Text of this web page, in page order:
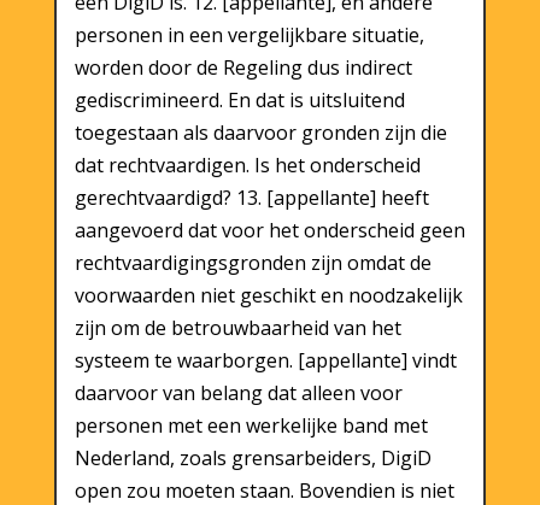
personen in een vergelijkbare situatie,
worden door de Regeling dus indirect
gediscrimineerd. En dat is uitsluitend
toegestaan als daarvoor gronden zijn die
dat rechtvaardigen. Is het onderscheid
gerechtvaardigd? 13. [appellante] heeft
aangevoerd dat voor het onderscheid geen
rechtvaardigingsgronden zijn omdat de
voorwaarden niet geschikt en noodzakelijk
zijn om de betrouwbaarheid van het
systeem te waarborgen. [appellante] vindt
daarvoor van belang dat alleen voor
personen met een werkelijke band met
Nederland, zoals grensarbeiders, DigiD
open zou moeten staan. Bovendien is niet